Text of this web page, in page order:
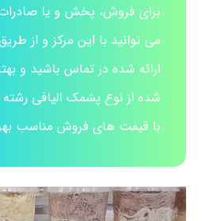
برای فروش، پخش و یا صادرات
می توانید با این مرکز و از
ارائه شده در تماس باشید و
شده از نوع پشمک الیافی
با قیمت های فروش مناسب